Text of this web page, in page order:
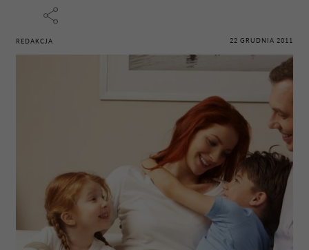
REDAKCJA 22 GRUDNIA 2011